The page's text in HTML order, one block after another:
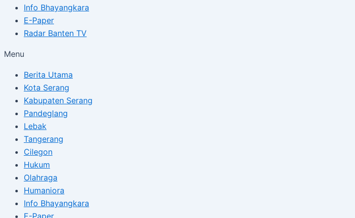
Info Bhayangkara
E-Paper
Radar Banten TV
Menu
Berita Utama
Kota Serang
Kabupaten Serang
Pandeglang
Lebak
Tangerang
Cilegon
Hukum
Olahraga
Humaniora
Info Bhayangkara
E-Paper